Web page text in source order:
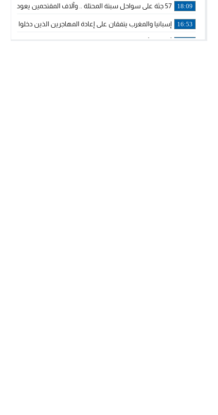
18:09 57 جثة على سواحل سبتة المحتلة .. وآلاف المقتحمين يعودون إلى المغرب
16:53 إسبانيا والمغرب يتفقان على إعادة المهاجرين الذين دخلوا سبتة